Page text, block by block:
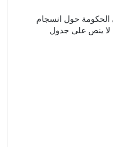
الحكومة حول انسجام
لا ينص على جدول